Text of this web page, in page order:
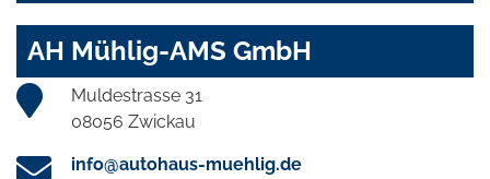
AH Mühlig-AMS GmbH
Muldestrasse 31
08056 Zwickau
info@autohaus-muehlig.de